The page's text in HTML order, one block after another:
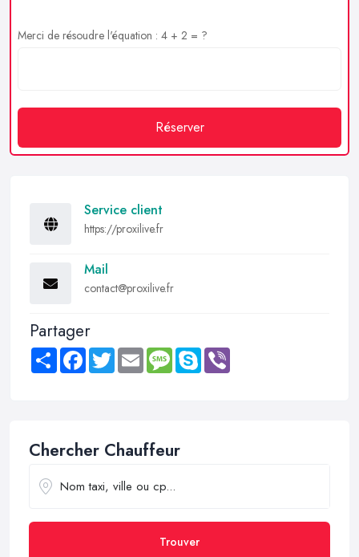
Merci de résoudre l'équation : 4 + 2 = ?
Réserver
Service client
https://proxilive.fr
Mail
contact@proxilive.fr
Partager
Share FacebookTwitter Email MessageSkype
Chercher Chauffeur
Trouver